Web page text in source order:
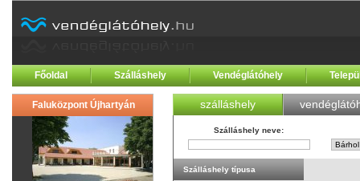
Főoldal Szálláshely Vendéglátóhely
Faluközpont Újhartyán szálláshely
Szálláshely neve:
Szálláshely típusa